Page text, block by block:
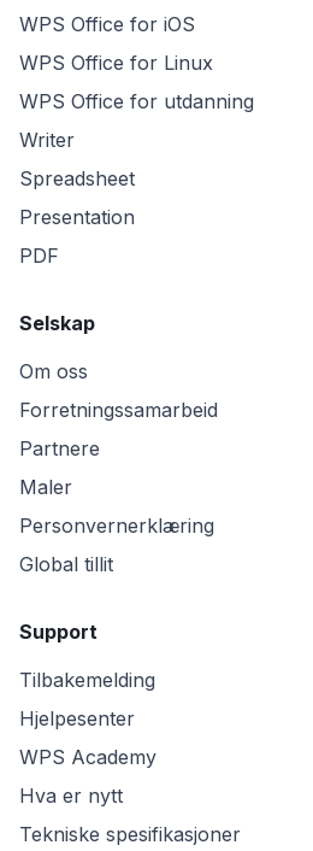
WPS Office for iOS
WPS Office for Linux
WPS Office for utdanning
Writer
Spreadsheet
Presentation
PDF
Selskap
Om oss
Forretningssamarbeid
Partnere
Maler
Personvernerklæring
Global tillit
Support
Tilbakemelding
Hjelpesenter
WPS Academy
Hva er nytt
Tekniske spesifikasjoner